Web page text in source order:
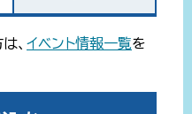
、 イベント情報一覧を